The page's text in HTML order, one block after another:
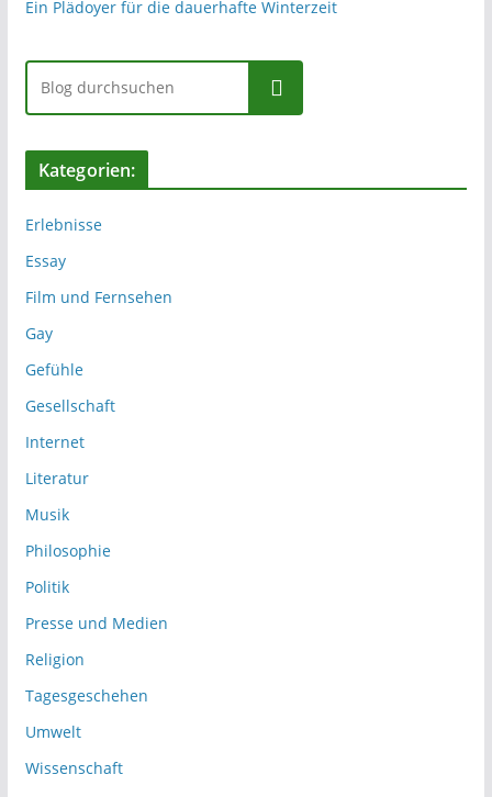
Ein Plädoyer für die dauerhafte Winterzeit
Suchen
Kategorien:
Erlebnisse
Essay
Film und Fernsehen
Gay
Gefühle
Gesellschaft
Internet
Literatur
Musik
Philosophie
Politik
Presse und Medien
Religion
Tagesgeschehen
Umwelt
Wissenschaft